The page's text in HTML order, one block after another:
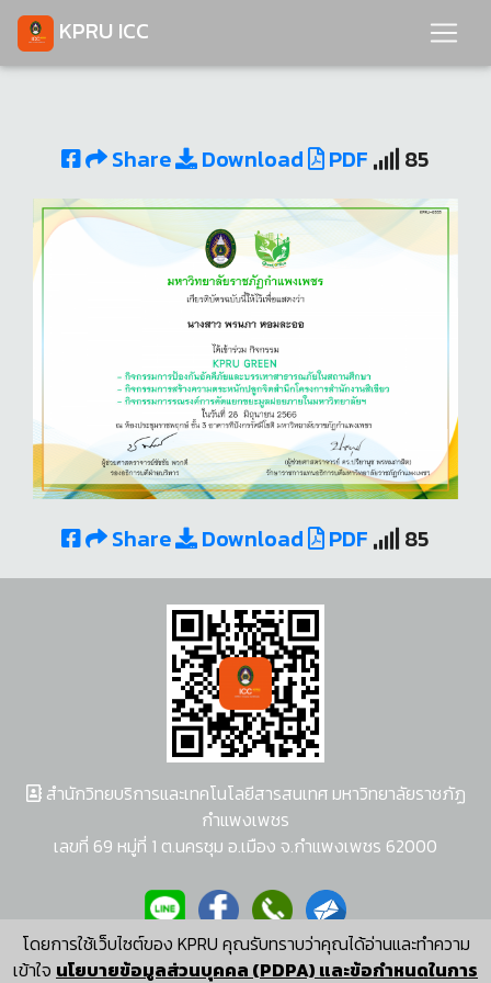
KPRU ICC
Share Download PDF 85
Share Download PDF 85
โดยการใช้เว็บไซต์ของ KPRU คุณรับทราบว่าคุณได้อ่านและทำความ
เข้าใจ นโยบายข้อมูลส่วนบุคคล (PDPA) และข้อกำหนดในการ
สำนักวิทยบริการและเทคโนโลยีสารสนเทศ มหาวิทยาลัยราชภัฏ
กำแพงเพชร
เลขที่ 69 หมู่ที่ 1 ต.นครชุม อ.เมือง จ.กำแพงเพชร 62000
ผู้พัฒนาระบบ อนุชา พวงผกา